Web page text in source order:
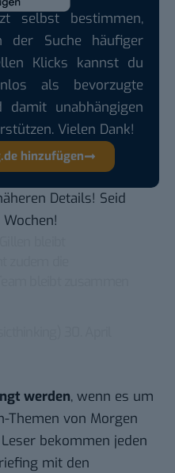
selbst bestimmen,
der Suche häufiger
Klicks kannst du
als bevorzugte
damit unabhängigen
Vielen Dank!
hinzufügen
Details! Seid
werden, wenn es um
Themen von Morgen
bekommen jeden
mit den